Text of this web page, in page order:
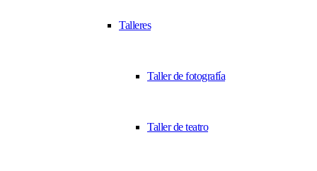
Talleres
Taller de fotografía
Taller de teatro